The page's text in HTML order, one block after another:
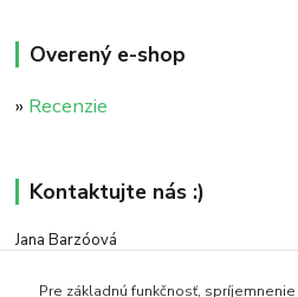
Overený e-shop
» Recenzie
Kontaktujte nás :)
Jana Barzóová
(PO - PIA, 8:00 - 18:00)
Pre základnú funkčnosť,